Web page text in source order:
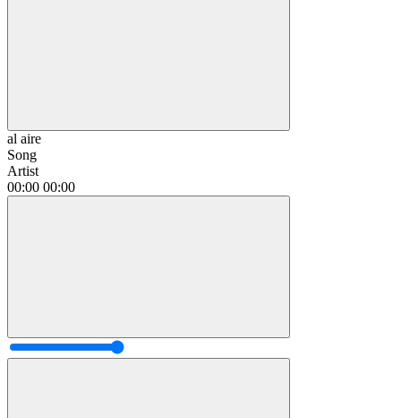
al aire
Song
Artist
00:00 00:00